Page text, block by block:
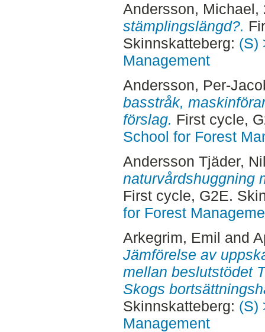
Andersson, Michael,
stämplingslängd?.
Skinnskatteberg: (S)
Management
Andersson, Per-
basstråk,
förslag. First cycle,
School for Forest
Andersson Tjäder,
naturvårdshuggning
First cycle, G2E.
for Forest
Arkegrim, Emil and
Jämförelse av
mellan beslutstödet
Skogs
Skinnskatteberg: (S)
Management